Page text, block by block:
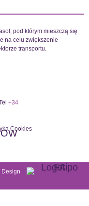
pod którym mieszczą się
na celu zwiększenie
transportu.
+34
Cookies
Design